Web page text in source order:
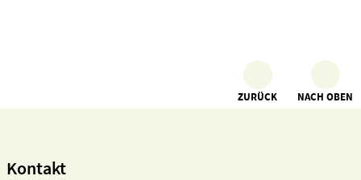
ZURÜCK NACH OBEN
Kontakt